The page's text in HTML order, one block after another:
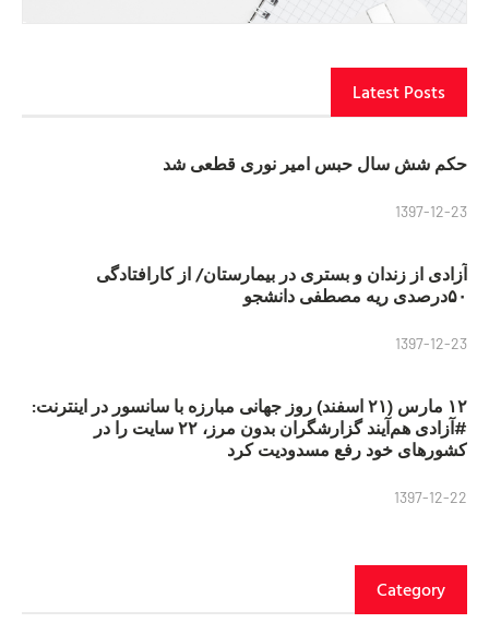
Latest Posts
حکم شش سال حبس امیر نوری قطعی شد
1397-12-23
آزادی از زندان و بستری در بیمارستان/ از کارافتادگی
۵۰درصدی ریه مصطفی دانشجو
1397-12-23
۱۲ مارس (۲۱ اسفند) روز جهانی مبارزه با سانسور در اینترنت:
#آزادی هم‌آیند گزارشگران‌ بدون مرز، ۲۲ سایت را در
کشورهای خود رفع مسدودیت کرد
1397-12-22
Category